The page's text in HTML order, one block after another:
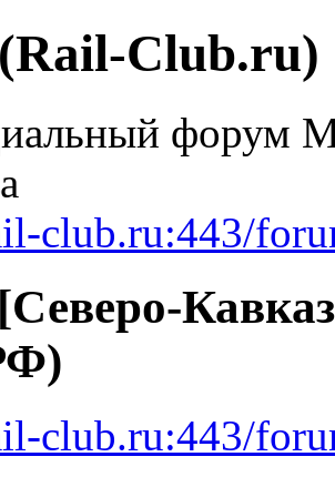
Club.ru)
форум
club.ru:443/
club.ru:443/